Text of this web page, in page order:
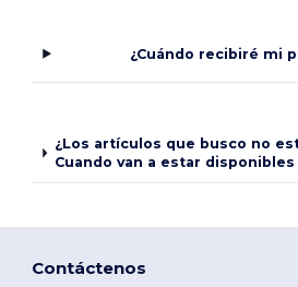
¿Cuándo recibiré mi
¿Los artículos que busco no
Cuando van a estar
Contáctenos